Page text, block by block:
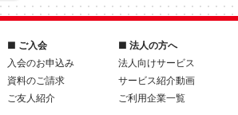
■ ご入会
入会のお申込み
資料のご請求
ご友人紹介
■ 法人の方へ
法人向けサービス
サービス紹介動画
ご利用企業一覧